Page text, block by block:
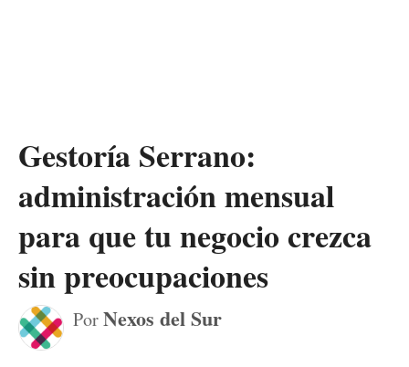
Gestoría Serrano:
administración mensual
para que tu negocio crezca
sin preocupaciones
PorNexos del Sur